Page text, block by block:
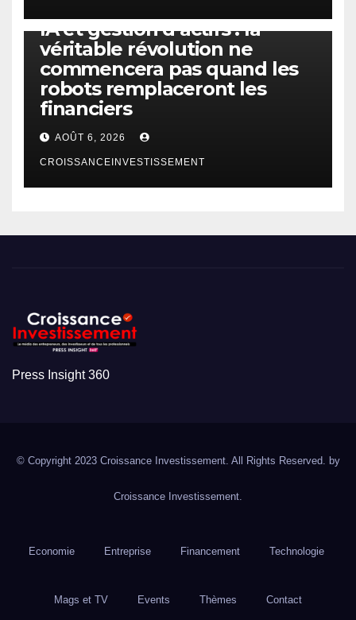
IA et gestion d’actifs : la
véritable révolution ne
commencera pas quand les
robots remplaceront les
financiers
AOÛT 6, 2026
CROISSANCEINVESTISSEMENT
Press Insight 360
© Copyright 2023 Croissance Investissement. All Rights Reserved. by
Croissance Investissement.
Economie Entreprise Financement Technologie
Mags et TV Events Thèmes Contact